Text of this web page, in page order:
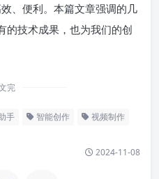
、便利。本篇文章强调的几
的技术成果，也为我们的创
完
手 智能创作 视频制作
2024-11-08